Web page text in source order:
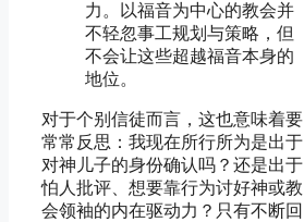
力。以福音为中心的教会并
不轻忽事工规划与策略，但
不会让这些超越福音本身的
地位。
对于个别信徒而言，这也意味着要
常常反思：我现在所行所为是出于
对神儿子的身份确认吗？还是出于
怕人批评、想要靠行为讨好神或教
会领袖的内在驱动力？只有不断回